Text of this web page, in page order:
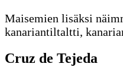
Maisemien lisäksi
kanariantiltaltti,
Cruz de Tejeda